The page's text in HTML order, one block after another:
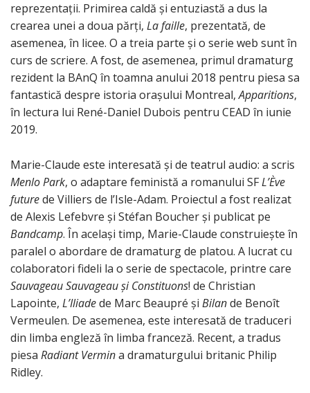
reprezentații. Primirea caldă și entuziastă a dus la
crearea unei a doua părți, La faille, prezentată, de
asemenea, în licee. O a treia parte și o serie web sunt în
curs de scriere. A fost, de asemenea, primul dramaturg
rezident la BAnQ în toamna anului 2018 pentru piesa sa
fantastică despre istoria orașului Montreal,Apparitions,
în lectura lui René-Daniel Dubois pentru CEAD în iunie
2019.
Marie-Claude este interesată și de teatrul audio: a scris
Menlo Park, o adaptare feministă a romanului SFL’Ève
futurede Villiers de l’Isle-Adam. Proiectul a fost realizat
de Alexis Lefebvre și Stéfan Boucher și publicat pe
Bandcamp. În același timp, Marie-Claude construiește în
paralel o abordare de dramaturg de platou. A lucrat cu
colaboratori fideli la o serie de spectacole, printre care
Sauvageau Sauvageau și Constituons! de Christian
Lapointe, L’Iliadede Marc Beaupré și Bilande Benoît
Vermeulen. De asemenea, este interesată de traduceri
din limba engleză în limba franceză. Recent, a tradus
piesa Radiant Vermina dramaturgului britanic Philip
Ridley.